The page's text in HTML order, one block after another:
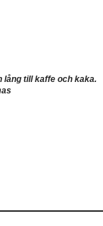
till kaffe och kaka.